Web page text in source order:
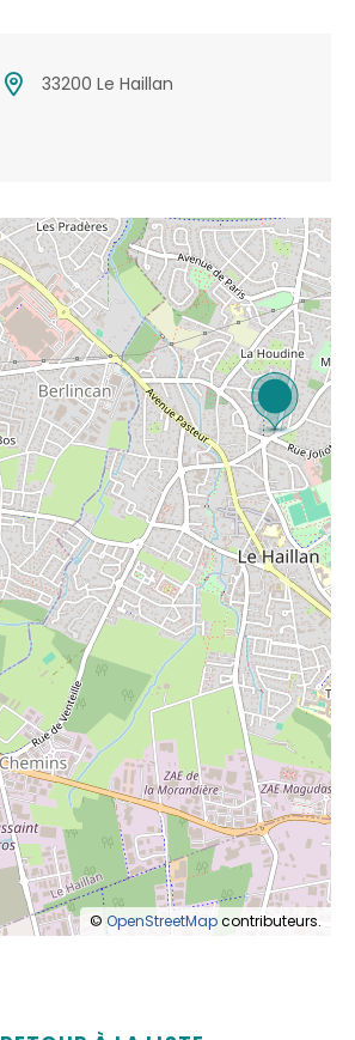
33200 Le Haillan
© OpenStreetMapcontributeurs.